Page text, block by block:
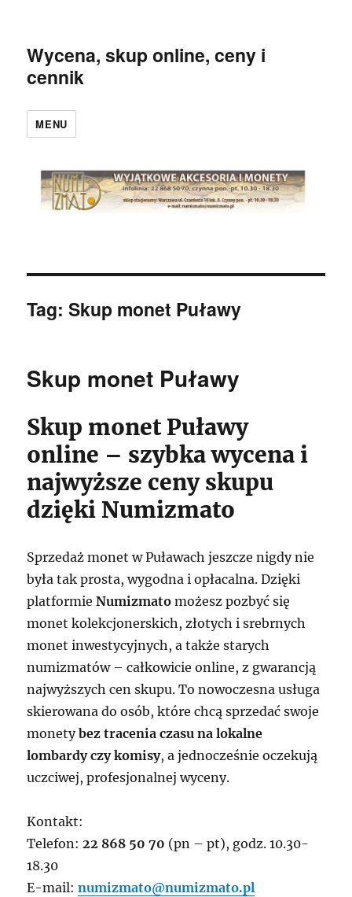
Wycena, skup online, ceny i
cennik
MENU
Tag:Skup monet Puławy
Skup monet Puławy
Skup monet Puławy
online – szybka wycena i
najwyższe ceny skupu
dzięki Numizmato
Sprzedaż monet w Puławach jeszcze nigdy nie
była tak prosta, wygodna i opłacalna. Dzięki
platformieNumizmato możesz pozbyć się
monet kolekcjonerskich, złotych i srebrnych
monet inwestycyjnych, a także starych
numizmatów – całkowicie online, z gwarancją
najwyższych cen skupu. To nowoczesna usługa
skierowana do osób, które chcą sprzedać swoje
monetybez tracenia czasu na lokalne
lombardy czy komisy, a jednocześnie oczekują
uczciwej, profesjonalnej wyceny.
Kontakt:
Telefon:22 868 50 70 (pn – pt), godz. 10.30-
18.30
E-mail:numizmato@numizmato.pl